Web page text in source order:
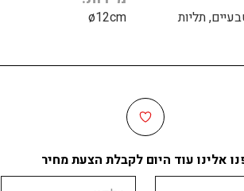
תליות
ø12cm
אלינו עוד היום לקבלת הצעת מחיר